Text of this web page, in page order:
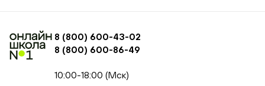
8 (800) 600-43-02
8 (800) 600-86-49
10:00-18:00 (Мск)